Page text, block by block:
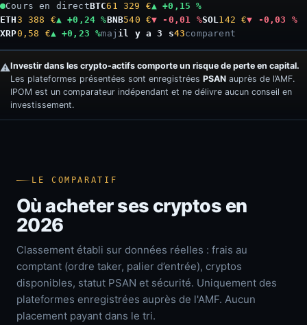
Cours en directBTC61 329 €▲ +0,15 %
ETH3 388 €▲ +0,24 %BNB540 €▼ -0,01 %SOL142 €▼ -0,03 %
XRP0,58 €▲ +0,23 %maj il y a 4 s43comparent
⚠️Investir dans les crypto-actifs comporte un risque de perte en capital.
Les plateformes présentées sont enregistrées PSAN auprès de l’AMF.
IPOM est un comparateur indépendant et ne délivre aucun conseil en
investissement.
LE COMPARATIF
Où acheter ses cryptos en
2026
Classement établi sur données réelles : frais au
comptant (ordre taker, palier d’entrée), cryptos
disponibles, statut PSAN et sécurité. Uniquement des
plateformes enregistrées auprès de l'AMF. Aucun
placement payant dans le tri.